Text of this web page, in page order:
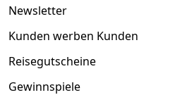
Newsletter
Kunden werben Kunden
Reisegutscheine
Gewinnspiele